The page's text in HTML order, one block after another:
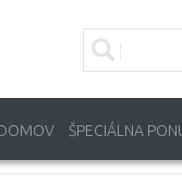
ŠPECIÁLNA